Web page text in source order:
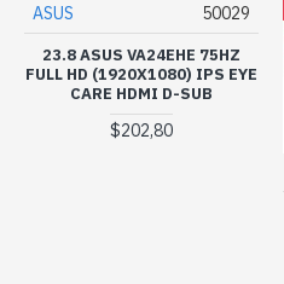
ASUS 50029
23.8 ASUS VA24EHE 75HZ
FULL HD (1920X1080) IPS EYE
CARE HDMI D-SUB
$202,80